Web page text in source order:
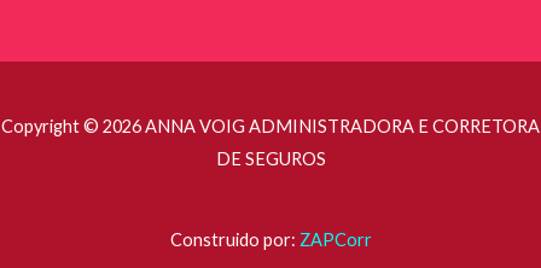
Copyright © 2026 ANNA VOIG ADMINISTRADORA E CORRETORA
DE SEGUROS
Construido por: ZAPCorr